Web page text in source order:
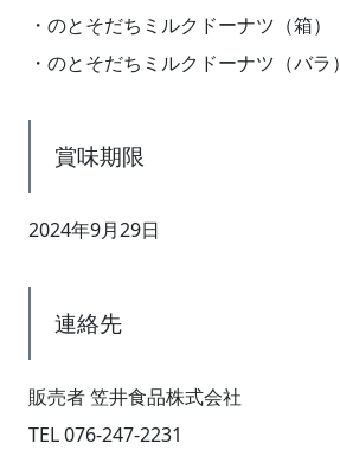
・のとそだちミルクドーナツ（箱）
・のとそだちミルクドーナツ（バラ）
賞味期限
2024年9月29日
連絡先
販売者 笠井食品株式会社
TEL 076-247-2231